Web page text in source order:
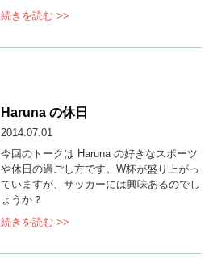
続きを読む >>
Haruna の休日
2014.07.01
今回のトークは Haruna の好きなスポーツ
や休日の過ごし方です。W杯が盛り上がっ
ていますが、サッカーには興味あるのでし
ょうか？
続きを読む >>